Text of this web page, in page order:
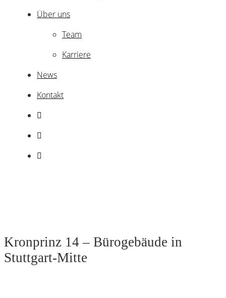
Über uns
Team
Karriere
News
Kontakt
Kronprinz 14 – Bürogebäude in
Stuttgart-Mitte